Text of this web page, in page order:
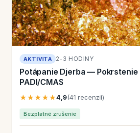
AKTIVITA 2-3 HODINY
Potápanie Djerba — Pokrstenie
PADI/CMAS
★★★★★4,9(41 recenzií)
Bezplatné zrušenie